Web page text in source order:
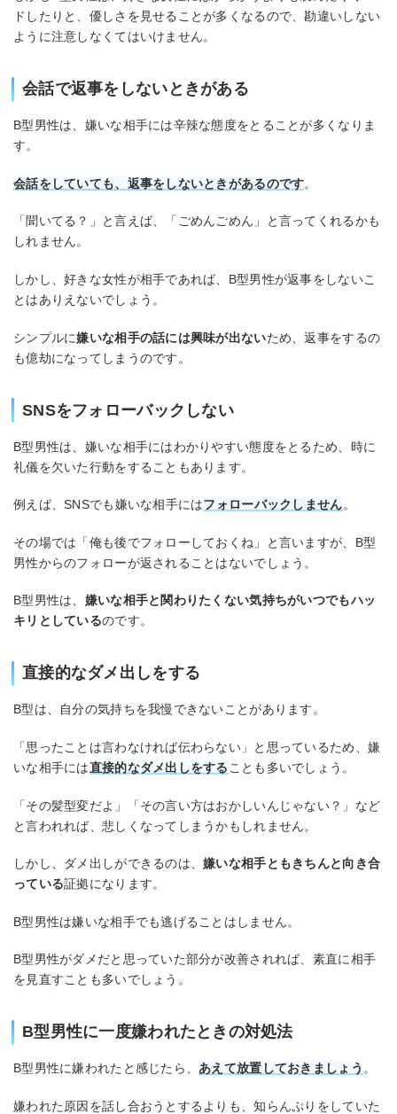
ドしたりと、優しさを見せることが多くなるので、勘違いしない
ように注意しなくてはいけません。
会話で返事をしないときがある
B型男性は、嫌いな相手には辛辣な態度をとることが多くなりま
す。
会話をしていても、返事をしないときがあるのです。
「聞いてる？」と言えば、「ごめんごめん」と言ってくれるかも
しれません。
しかし、好きな女性が相手であれば、B型男性が返事をしないこ
とはありえないでしょう。
シンプルに嫌いな相手の話には興味が出ないため、返事をするの
も億劫になってしまうのです。
SNSをフォローバックしない
B型男性は、嫌いな相手にはわかりやすい態度をとるため、時に
礼儀を欠いた行動をすることもあります。
例えば、SNSでも嫌いな相手にはフォローバックしません。
その場では「俺も後でフォローしておくね」と言いますが、B型
男性からのフォローが返されることはないでしょう。
B型男性は、 嫌いな相手と関わりたくない気持ちがいつでもハッ
キリとしているのです。
直接的なダメ出しをする
B型は、自分の気持ちを我慢できないことがあります。
「思ったことは言わなければ伝わらない」と思っているため、嫌
いな相手には直接的なダメ出しをする ことも多いでしょう。
「その髪型変だよ」「その言い方はおかしいんじゃない？」など
と言われれば、悲しくなってしまうかもしれません。
しかし、ダメ出しができるのは、嫌いな相手ともきちんと向き合
っている証拠になります。
B型男性は嫌いな相手でも逃げることはしません。
B型男性がダメだと思っていた部分が改善されれば、素直に相手
を見直すことも多いでしょう。
B型男性に一度嫌われたときの対処法
B型男性に嫌われたと感じたら、あえて放置しておきましょう 。
嫌われた原因を話し合おうとするよりも、知らんぷりをしていた